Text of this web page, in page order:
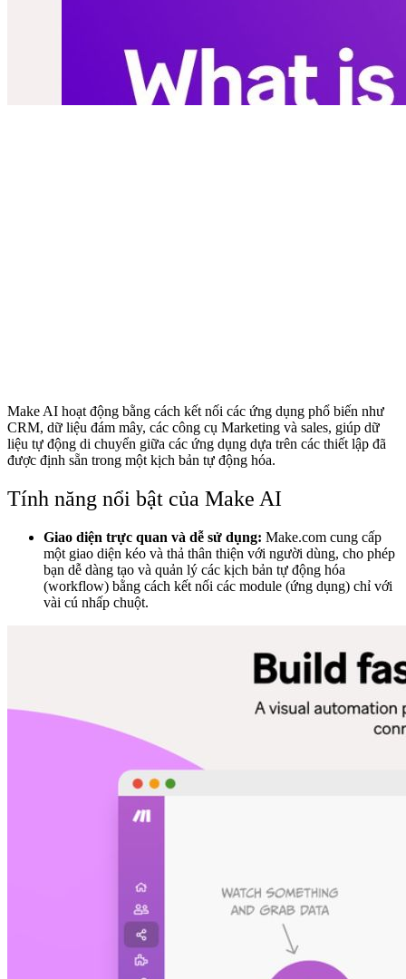
Make AI hoạt động bằng cách kết nối các ứng dụng phổ biến như
CRM, dữ liệu đám mây, các công cụ Marketing và sales, giúp dữ
liệu tự động di chuyển giữa các ứng dụng dựa trên các thiết lập đã
được định sẵn trong một kịch bản tự động hóa.
Tính năng nổi bật của Make AI
Giao diện trực quan và dễ sử dụng: Make.com cung cấp
một giao diện kéo và thả thân thiện với người dùng, cho phép
bạn dễ dàng tạo và quản lý các kịch bản tự động hóa
(workflow) bằng cách kết nối các module (ứng dụng) chỉ với
vài cú nhấp chuột.